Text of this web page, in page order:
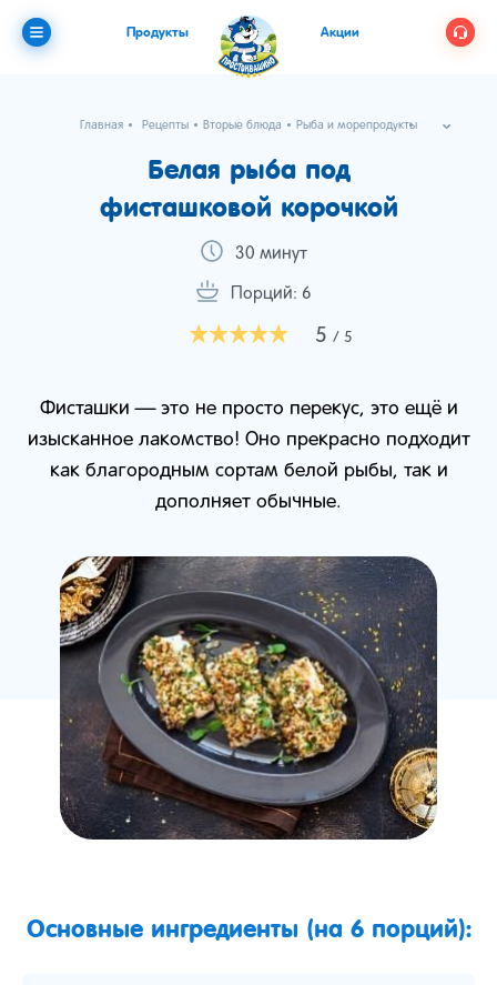
Продукты Акции
Главная Рецепты Вторые блюда
Рыба и морепродукты
Белая рыба под
фисташковой корочкой
30 минут
Порций: 6
5 / 5
Фисташки — это не просто перекус, это ещё и
изысканное лакомство! Оно прекрасно подходит
как благородным сортам белой рыбы, так и
дополняет обычные.
Основные ингредиенты (на 6 порций):